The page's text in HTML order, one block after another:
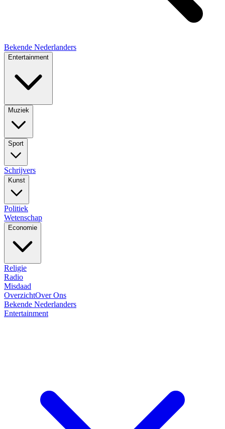
Bekende Nederlanders
Entertainment
Muziek
Sport
Schrijvers
Kunst
Politiek
Wetenschap
Economie
Religie
Radio
Misdaad
OverzichtOver Ons
Bekende Nederlanders
Entertainment